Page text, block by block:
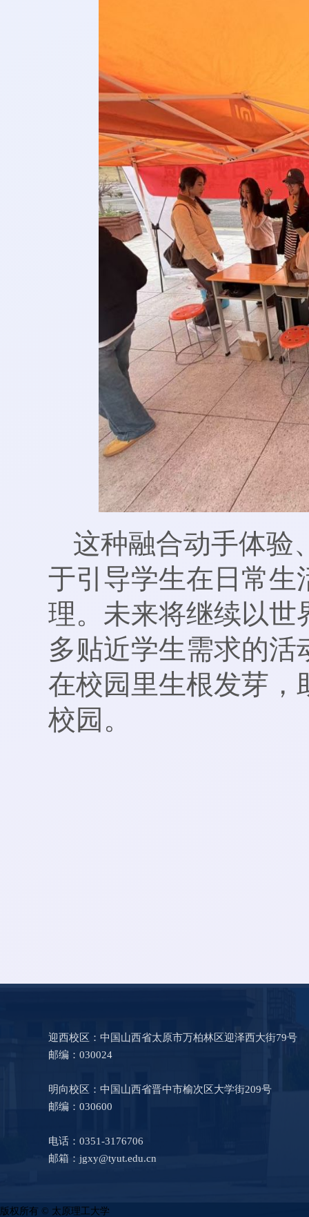
这种融合动手体验
于引导学生在日常生
理。未来将继续以世
多贴近学生需求的活
在校园里生根发芽，
校园。
迎西校区：中国山西省太原市万柏林区迎泽西大街79号
邮编：030024
明向校区：中国山西省晋中市榆次区大学街209号
邮编：030600
电话：0351-3176706
邮箱：jgxy@tyut.edu.cn
版权所有 © 太原理工大学